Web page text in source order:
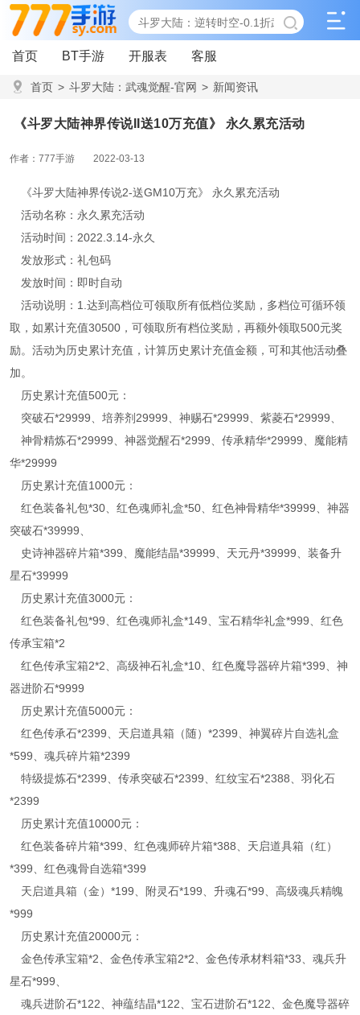
首页 BT手游 开服表 客服
首页 > 斗罗大陆：武魂觉醒-官网 > 新闻资讯
《斗罗大陆神界传说II送10万充值》 永久累充活动
作者：777手游 2022-03-13
《斗罗大陆神界传说2-送GM10万充》 永久累充活动
活动名称：永久累充活动
活动时间：2022.3.14-永久
发放形式：礼包码
发放时间：即时自动
活动说明：1.达到高档位可领取所有低档位奖励，多档位可循环领
取，如累计充值30500，可领取所有档位奖励，再额外领取500元奖
励。活动为历史累计充值，计算历史累计充值金额，可和其他活动叠
加。
历史累计充值500元：
突破石*29999、培养剂29999、神赐石*29999、紫菱石*29999、
神骨精炼石*29999、神器觉醒石*2999、传承精华*29999、魔能精
华*29999
历史累计充值1000元：
红色装备礼包*30、红色魂师礼盒*50、红色神骨精华*39999、神器
突破石*39999、
史诗神器碎片箱*399、魔能结晶*39999、天元丹*39999、装备升
星石*39999
历史累计充值3000元：
红色装备礼包*99、红色魂师礼盒*149、宝石精华礼盒*999、红色
传承宝箱*2
红色传承宝箱2*2、高级神石礼盒*10、红色魔导器碎片箱*399、神
器进阶石*9999
历史累计充值5000元：
红色传承石*2399、天启道具箱（随）*2399、神翼碎片自选礼盒
*599、魂兵碎片箱*2399
特级提炼石*2399、传承突破石*2399、红纹宝石*2388、羽化石
*2399
历史累计充值10000元：
红色装备碎片箱*399、红色魂师碎片箱*388、天启道具箱（红）
*399、红色魂骨自选箱*399
天启道具箱（金）*199、附灵石*199、升魂石*99、高级魂兵精魄
*999
历史累计充值20000元：
金色传承宝箱*2、金色传承宝箱2*2、金色传承材料箱*33、魂兵升
星石*999、
魂兵进阶石*122、神蕴结晶*122、宝石进阶石*122、金色魔导器碎